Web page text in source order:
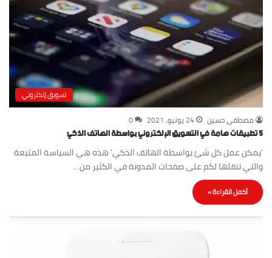
تسويق إلكتروني
مصطفى حسين 24 يونيو، 2021 0
٥ تطبيقات هامة في التسويق الإلكتروني بواسطة الهاتف الذكي
‘يمكن عمل كل شئ بواسطة الهاتف الذكي’ هذه هي السياسة المتبعة
والتي ننقلها لكم على صفحات المدونة في الكثير من…
أكمل القراءة »